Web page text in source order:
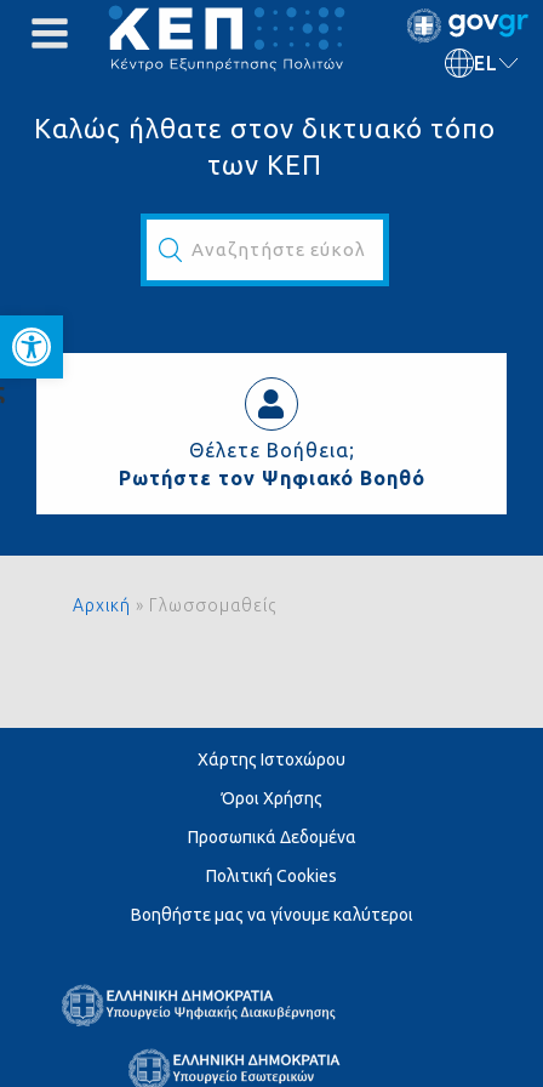
Ανοίξτε τη γραμμή
EL
Καλώς ήλθατε στον δικτυακό τόπο
των ΚΕΠ
Αναζητήστε εύκολα και γρήγορα...
Θέλετε Βοήθεια;
Ρωτήστε τον Ψηφιακό Βοηθό
Αρχική » Γλωσσομαθείς
Χάρτης Ιστοχώρου
Όροι Χρήσης
Προσωπικά Δεδομένα
Πολιτική Cookies
Βοηθήστε μας να γίνουμε καλύτεροι